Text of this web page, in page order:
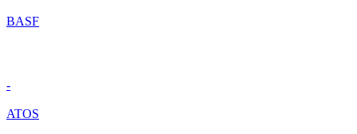
BASF
-
ATOS